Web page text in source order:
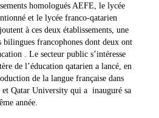
homologués AEFE, le lycée
et le lycée franco-qatarien
à ces deux établissements, une
bilingues francophones dont deux ont
. Le secteur public s’intéresse
de l’éducation qatarien a lancé, en
de la langue française dans
et Qatar University qui a inauguré sa
année.